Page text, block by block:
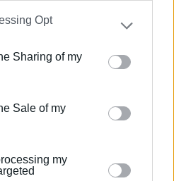
by us to third parties
Participants
that may
third parties.
app uses one or more
gather and store information
to grant or deny consent to
tags to use your data for
Opt
Sharing of my
Sale of my
my
περίοδο 2019-2023,
τις δικές μας δυνάμεις.
μοντέλο πολιτικής
σε αντίθεση με το
του οποίου ήταν το
(εναλλαγή ανά 12 μήνες
στην παρούσα Δημοτική
απόλυτη επιτυχία για
Κέρκυρα αλλά σε ολόκληρο